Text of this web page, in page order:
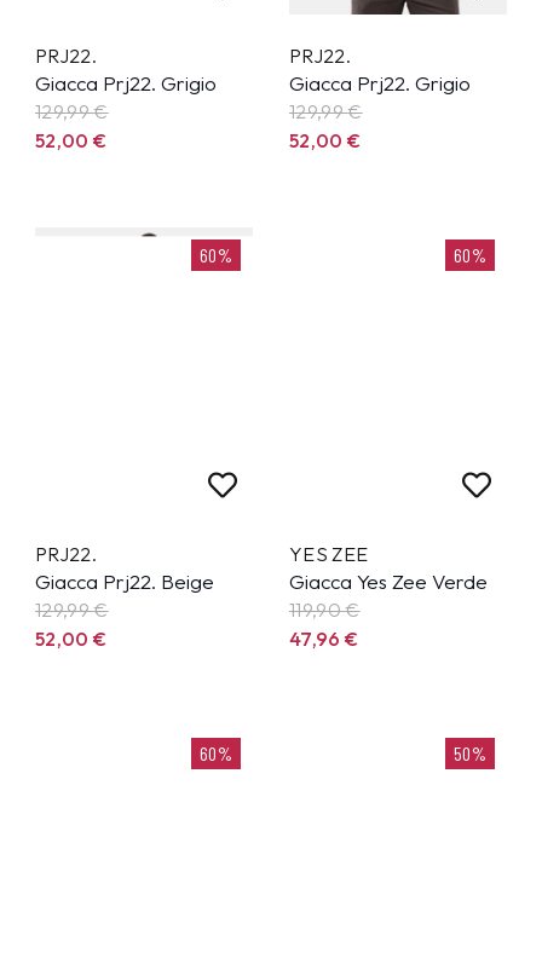
PRJ22.
Giacca Prj22. Grigio
129,99€
52,00€
PRJ22.
Giacca Prj22. Grigio
129,99€
52,00€
60%
PRJ22.
Giacca Prj22. Beige
129,99€
52,00€
60%
YES ZEE
Giacca Yes Zee Verde
119,90€
47,96€
60% 50%